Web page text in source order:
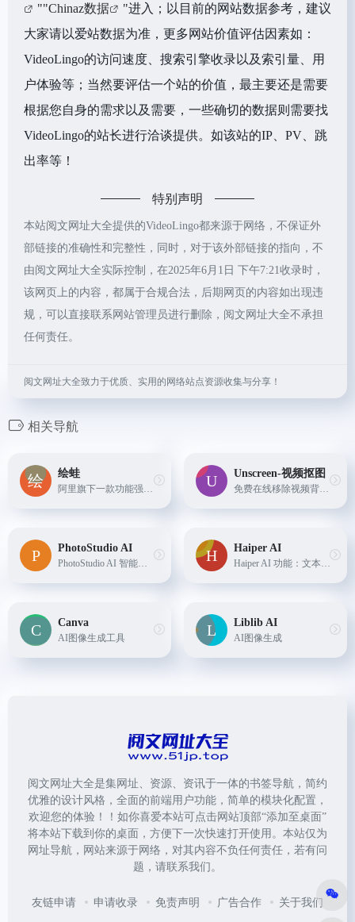
""Chinaz数据
"进入；以目前的网站数据参考，建议
大家请以爱站数据为准，更多网站价值评估因素如：
VideoLingo的访问速度、搜索引擎收录以及索引量、用
户体验等；当然要评估一个站的价值，最主要还是需要
根据您自身的需求以及需要，一些确切的数据则需要找
VideoLingo的站长进行洽谈提供。如该站的IP、PV、跳
出率等！
特别声明
本站阅文网址大全提供的VideoLingo都来源于网络，不保证外
部链接的准确性和完整性，同时，对于该外部链接的指向，不
由阅文网址大全实际控制，在2025年6月1日 下午7:21收录时，
该网页上的内容，都属于合规合法，后期网页的内容如出现违
规，可以直接联系网站管理员进行删除，阅文网址大全不承担
任何责任。
阅文网址大全致力于优质、实用的网络站点资源收集与分享！
相关导航
绘蛙
阿里旗下一款功能强大电商种草营销工具，简洁好用的智能图片、文案创作平台，并且拥有海量虚拟模特可选择。
Unscreen-视频抠图
免费在线移除视频背景的工具
PhotoStudio AI
PhotoStudio AI 智能商拍摄影，提供真实高颜值AI模特资源，海量AI商业场景，简单3步生成超高颜值的AI摄影大片，填写邀请码：V5XPAFLC 可额外获得200虹豆
Haiper AI
Haiper AI 功能：文本转视频，图片动画，视频重绘，导演视角。Haiper AI 可以将文字内容和静态图片无缝转化为动态视频，只需拖放图像即可使其栩栩如生。
Canva
AI图像生成工具
Liblib AI
AI图像生成
阅文网址大全是集网址、资源、资讯于一体的书签导航，简约
优雅的设计风格，全面的前端用户功能，简单的模块化配置，
欢迎您的体验！！如你喜爱本站可点击网站顶部“添加至桌面”
将本站下载到你的桌面，方便下一次快速打开使用。本站仅为
网址导航，网站来源于网络，对其内容不负任何责任，若有问
题，请联系我们。
友链申请 申请收录 免责声明 广告合作 关于我们